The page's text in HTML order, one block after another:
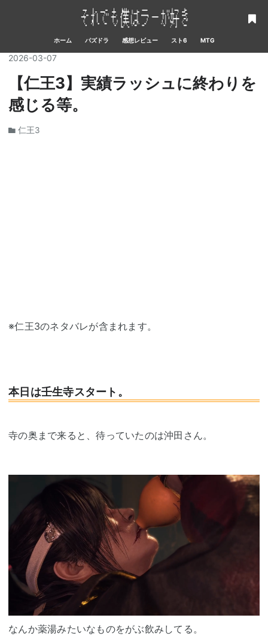
ホーム パズドラ 感想レビュー スト6 MTG
2026-03-07
【仁王3】実績ラッシュに終わりを
感じる等。
仁王3
※仁王3のネタバレが含まれます。
本日は壬生寺スタート。
寺の奥まで来ると、待っていたのは沖田さん。
なんか薬湯みたいなものをがぶ飲みしてる。